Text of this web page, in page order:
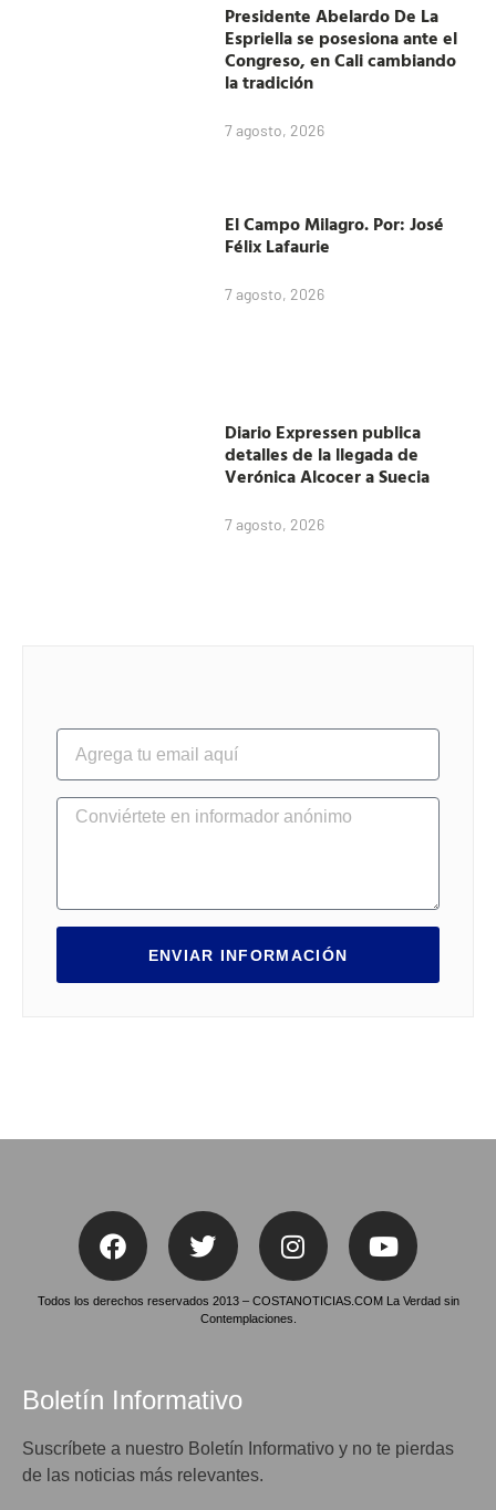
Presidente Abelardo De La
Espriella se posesiona ante el
Congreso, en Cali cambiando
la tradición
7 agosto, 2026
El Campo Milagro. Por: José
Félix Lafaurie
7 agosto, 2026
Diario Expressen publica
detalles de la llegada de
Verónica Alcocer a Suecia
7 agosto, 2026
ENVIAR INFORMACIÓN
Todos los derechos reservados 2013 – COSTANOTICIAS.COM La Verdad sin
Contemplaciones.
Boletín Informativo
Suscríbete a nuestro Boletín Informativo y no te pierdas
de las noticias más relevantes.